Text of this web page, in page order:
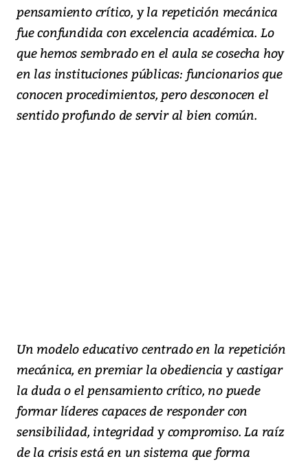
pensamiento crítico, y la repetición mecánica
fue confundida con excelencia académica. Lo
que hemos sembrado en el aula se cosecha hoy
en las instituciones públicas: funcionarios que
conocen procedimientos, pero desconocen el
sentido profundo de servir al bien común.
Un modelo educativo centrado en la repetición
mecánica, en premiar la obediencia y castigar
la duda o el pensamiento crítico, no puede
formar líderes capaces de responder con
sensibilidad, integridad y compromiso. La raíz
de la crisis está en un sistema que forma